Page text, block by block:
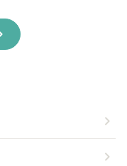
chevron_right
chevron_right